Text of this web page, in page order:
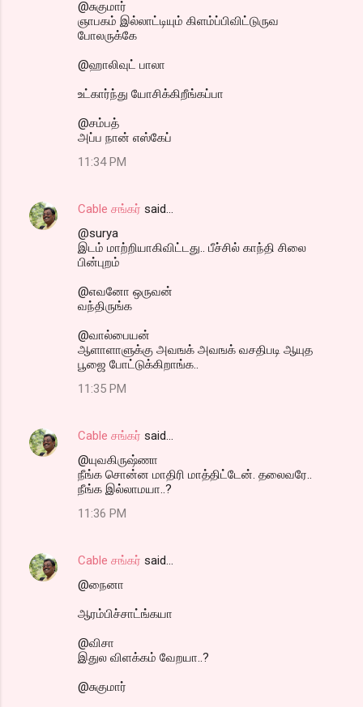
@சுகுமார்
ஞாபகம் இல்லாட்டியும் கிளம்ப்பிவிட்டுருவ
போலருக்கே
@ஹாலிவுட் பாலா
உட்கார்ந்து யோசிக்கிறீங்கப்பா
@சம்பத்
அப்ப நான் எஸ்கேப்
11:34 PM
Cable சங்கர் said…
@surya
இடம் மாற்றியாகிவிட்டது.. பீச்சில் காந்தி சிலை
பின்புறம்
@எவனோ ஒருவன்
வந்திருங்க
@வால்பையன்
ஆளாளாளுக்கு அவஙக் அவஙக் வசதிபடி ஆயுத
பூஜை போட்டுக்கிறாங்க..
11:35 PM
Cable சங்கர் said…
@யுவகிருஷ்ணா
நீங்க சொன்ன மாதிரி மாத்திட்டேன். தலைவரே..
நீங்க இல்லாமயா..?
11:36 PM
Cable சங்கர் said…
@நைனா
ஆரம்பிச்சாட்ங்கயா
@விசா
இதுல விளக்கம் வேறயா..?
@சுகுமார்